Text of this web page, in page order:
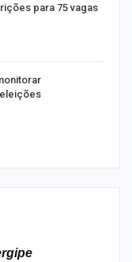
para 75 vagas